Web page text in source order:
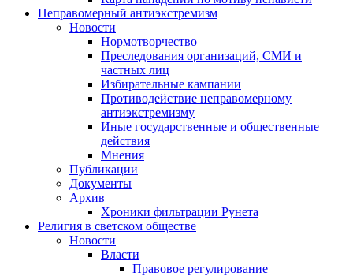
Неправомерный антиэкстремизм
Новости
Нормотворчество
Преследования организаций, СМИ и
частных лиц
Избирательные кампании
Противодействие неправомерному
антиэкстремизму
Иные государственные и общественные
действия
Мнения
Публикации
Документы
Архив
Хроники фильтрации Рунета
Религия в светском обществе
Новости
Власти
Правовое регулирование